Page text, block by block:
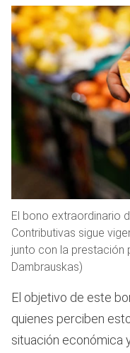
El bono extraordinario
Contributivas sigue
junto con la prestación
Dambrauskas)
El objetivo de este
quienes perciben
situación económica